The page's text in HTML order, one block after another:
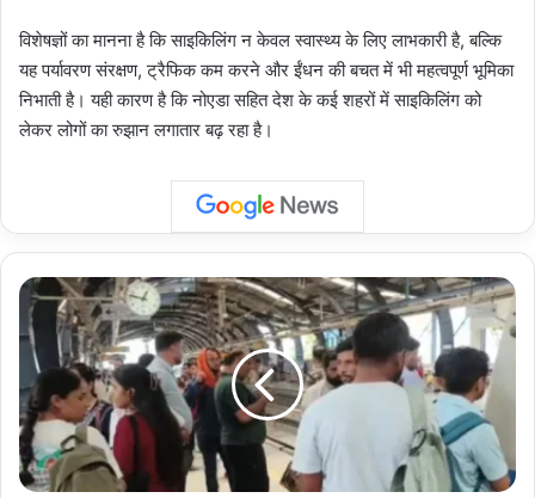
विशेषज्ञों का मानना है कि साइकिलिंग न केवल स्वास्थ्य के लिए लाभकारी है, बल्कि
यह पर्यावरण संरक्षण, ट्रैफिक कम करने और ईंधन की बचत में भी महत्वपूर्ण भूमिका
निभाती है। यही कारण है कि नोएडा सहित देश के कई शहरों में साइकिलिंग को
लेकर लोगों का रुझान लगातार बढ़ रहा है।
Noida
Metro:
नोएडा
मेट्रो
ट्रैक
पर
कूदा
व्यक्ति,
चालक